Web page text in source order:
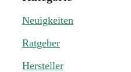
Neuigkeiten
Ratgeber
Hersteller